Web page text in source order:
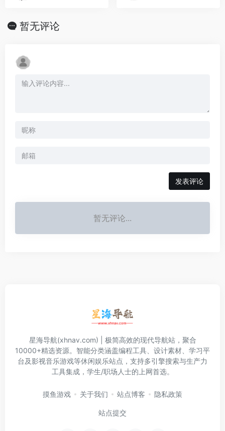
暂无评论
发表评论
暂无评论...
星海导航(xhnav.com) | 极简高效的现代导航站，聚合
10000+精选资源。智能分类涵盖编程工具、设计素材、学习平
台及影视音乐游戏等休闲娱乐站点，支持多引擎搜索与生产力
工具集成，学生/职场人士的上网首选。
摸鱼游戏 关于我们 站点博客 隐私政策
站点提交